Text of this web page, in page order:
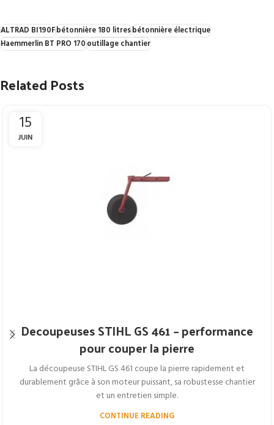
ALTRAD BI190Fbétonnière 180 litresbétonnière électrique
Haemmerlin BT PRO 170outillage chantier
Related Posts
15
JUIN
Decoupeuses STIHL GS 461 – performance
pour couper la pierre
La découpeuse STIHL GS 461 coupe la pierre rapidement et
durablement grâce à son moteur puissant, sa robustesse chantier
et un entretien simple.
CONTINUE READING